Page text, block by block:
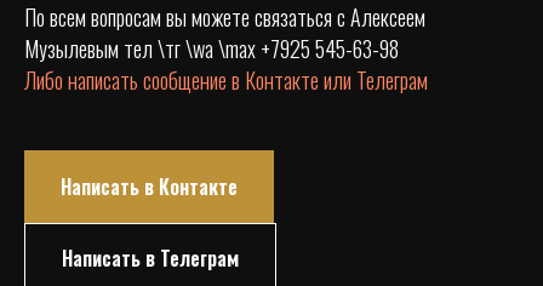
По всем вопросам вы можете связаться с Алексеем
Музылевым тел \тг \wa \max +7925 545-63-98
Либо написать сообщение в Контакте или Телеграм
Написать в Контакте
Написать в Телеграм